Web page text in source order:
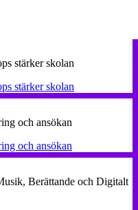
stärker skolan
stärker skolan
och ansökan
och ansökan
Berättande och Digitalt